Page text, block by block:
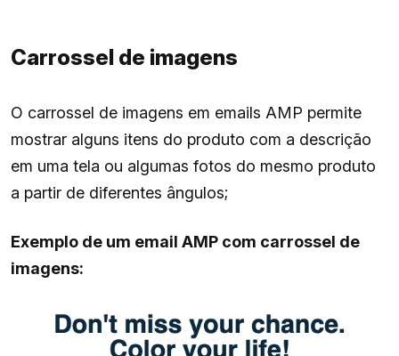
Carrossel de imagens
O carrossel de imagens em emails AMP permite
mostrar alguns itens do produto com a descrição
em uma tela ou algumas fotos do mesmo produto
a partir de diferentes ângulos;
Exemplo de um email AMP com carrossel de
imagens: